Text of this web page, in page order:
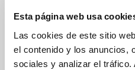
Esta página web usa
Las cookies de este sitio
el contenido y los anuncios,
sociales y analizar el tráfico.
PAGO